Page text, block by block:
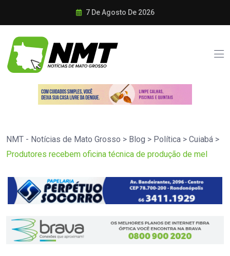
7 De Agosto De 2026
NMT - Notícias de Mato Grosso > Blog > Política > Cuiabá >
Produtores recebem oficina técnica de produção de mel